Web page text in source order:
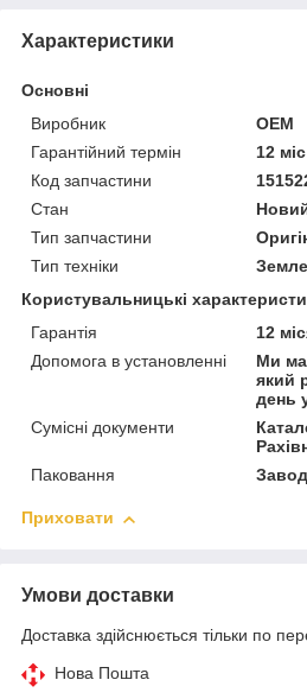
Характеристики
Основні
Виробник
OEM
Гарантійний термін
12 міс
Код запчастини
Стан
Тип запчастини
Тип техніки
Користувальницькі
Гарантія
12
Допомога в установленні
Ми
який
день
Сумісні документи
Паковання
Приховати
Умови доставки
Доставка здійснюється тільки по
Нова Пошта